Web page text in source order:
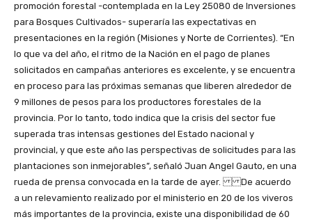
promoción forestal -contemplada en la Ley 25080 de Inversiones
para Bosques Cultivados- superaría las expectativas en
presentaciones en la región (Misiones y Norte de Corrientes). “En
lo que va del año, el ritmo de la Nación en el pago de planes
solicitados en campañas anteriores es excelente, y se encuentra
en proceso para las próximas semanas que liberen alrededor de
9 millones de pesos para los productores forestales de la
provincia. Por lo tanto, todo indica que la crisis del sector fue
superada tras intensas gestiones del Estado nacional y
provincial, y que este año las perspectivas de solicitudes para las
plantaciones son inmejorables”, señaló Juan Angel Gauto, en una
rueda de prensa convocada en la tarde de ayer. De acuerdo
a un relevamiento realizado por el ministerio en 20 de los viveros
más importantes de la provincia, existe una disponibilidad de 60